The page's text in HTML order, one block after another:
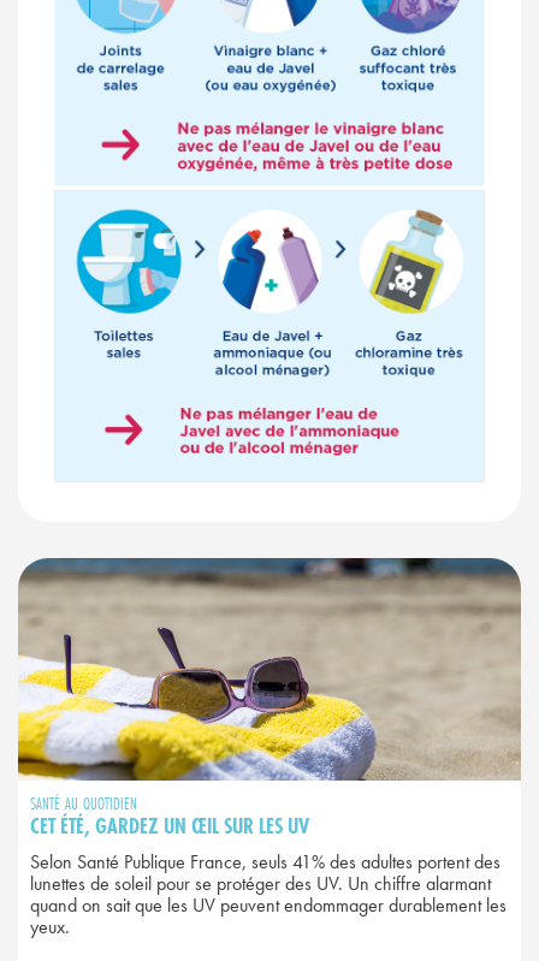
SANTÉ AU QUOTIDIEN
CET ÉTÉ, GARDEZ UN ŒIL SUR LES UV
Selon Santé Publique France, seuls 41% des adultes portent des
lunettes de soleil pour se protéger des UV. Un chiffre alarmant
quand on sait que les UV peuvent endommager durablement les
yeux.